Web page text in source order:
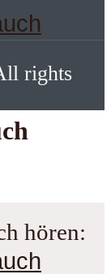
hören:
rights